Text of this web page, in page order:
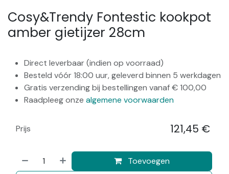
Cosy&Trendy Fontestic kookpot
amber gietijzer 28cm
Direct leverbaar (indien op voorraad)
Besteld vóór 18:00 uur, geleverd binnen 5 werkdagen
Gratis verzending bij bestellingen vanaf € 100,00
Raadpleeg onze algemene voorwaarden
Toevoegen
Prijs 121,45 €